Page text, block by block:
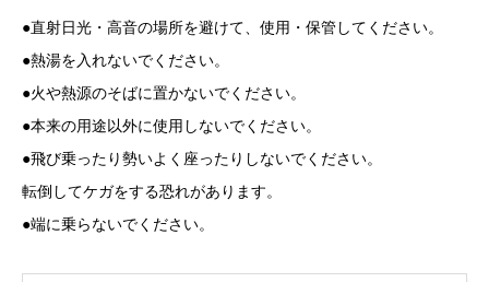
●直射日光・高音の場所を避けて、使用・保管してください。
●熱湯を入れないでください。
●火や熱源のそばに置かないでください。
●本来の用途以外に使用しないでください。
●飛び乗ったり勢いよく座ったりしないでください。
転倒してケガをする恐れがあります。
●端に乗らないでください。